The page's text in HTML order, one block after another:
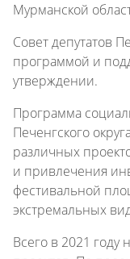
Мурманской
Совет депутатов
программой и
утверждении.
Программа
Печенгского
различных
и привлечения
фестивальной
экстремальных
Всего в 2021 году